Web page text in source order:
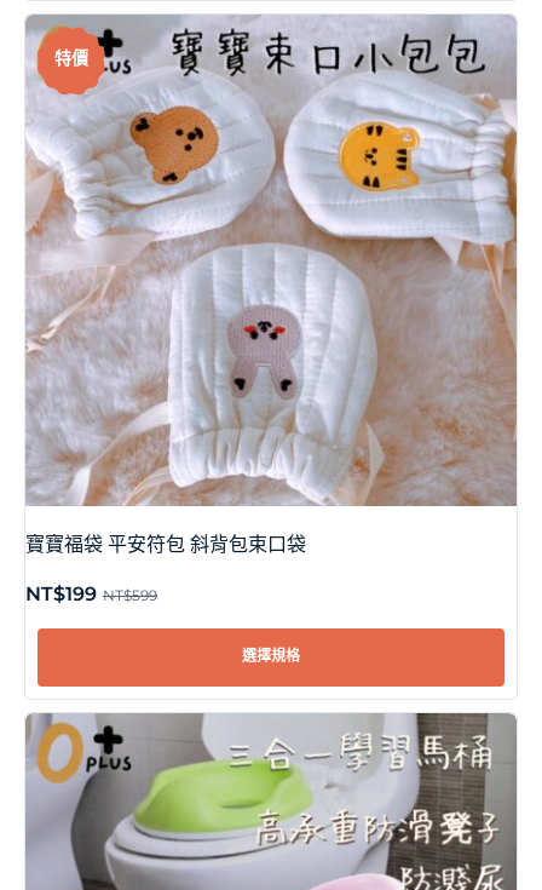
特價
寶寶福袋 平安符包 斜背包束口袋
NT$599
NT$199
選擇規格